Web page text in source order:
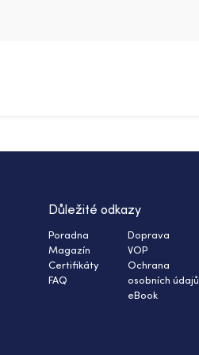
Důležité odkazy
Poradna
Magazín
Certifikáty
FAQ
Doprava
VOP
Ochrana
osobních údajů
eBook